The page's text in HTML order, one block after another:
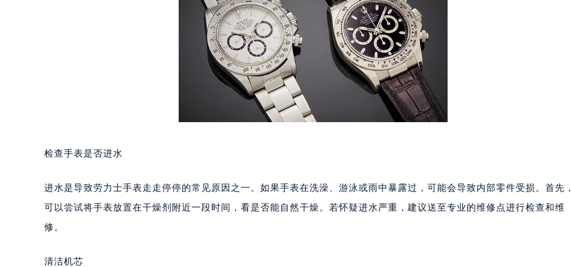
检查手表是否进水
进水是导致劳力士手表走走停停的常见原因之一。如果手表在洗澡、游泳或雨中暴露过，可能会导致内部零件受损。首先，
可以尝试将手表放置在干燥剂附近一段时间，看是否能自然干燥。若怀疑进水严重，建议送至专业的维修点进行检查和维
修。
清洁机芯